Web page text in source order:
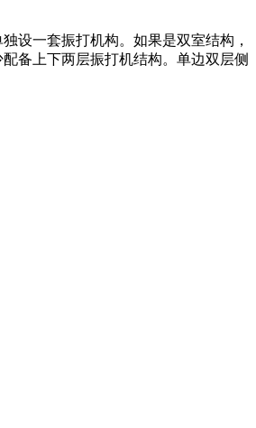
设一套振打机构。如果是双室结构，
备上下两层振打机结构。单边双层侧